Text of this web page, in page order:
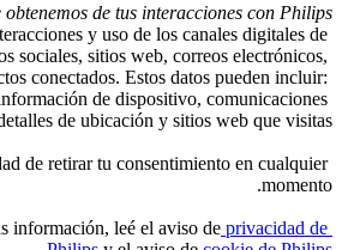
que obtenemos de tus interacciones con
interacciones y uso de los canales
sociales, sitios web, correos
conectados. Estos datos pueden
información de dispositivo,
detalles de ubicación y sitios web que
de retirar tu consentimiento en
más información, leé el aviso de